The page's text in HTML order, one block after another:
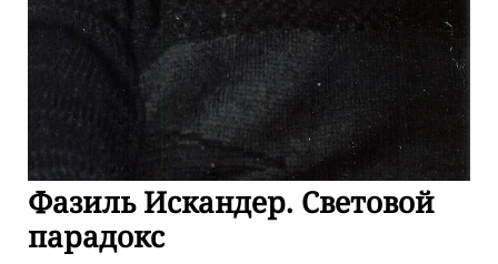
Фазиль Искандер. Световой
парадокс